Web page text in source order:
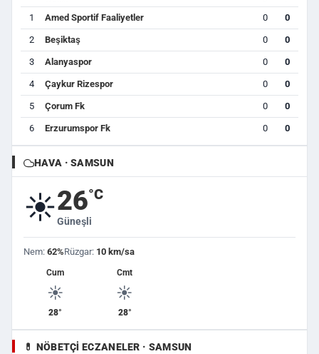
1 Amed Sportif Faaliyetler 0 0
2 Beşiktaş 0 0
3 Alanyaspor 0 0
4 Çaykur Rizespor 0 0
5 Çorum Fk 0 0
6 Erzurumspor Fk 0 0
HAVA · SAMSUN
☀️26°C
Güneşli
Nem: 62%Rüzgar: 10 km/sa
Cum
☀️
28°
Cmt
☀️
28°
💊 NÖBETÇI ECZANELER · SAMSUN